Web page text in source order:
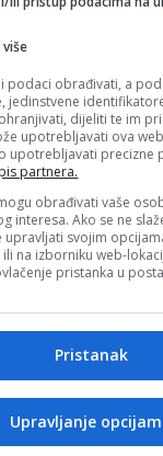
podaci obrađivati, a
jedinstvene
dijeliti te im
upotrebljavati ova
upotrebljavati precizne
partnera.
obrađivati vaše
interesa. Ako se ne
upravljati svojim
na izborniku web-
pristanka u
Pristanak
Upravljanje